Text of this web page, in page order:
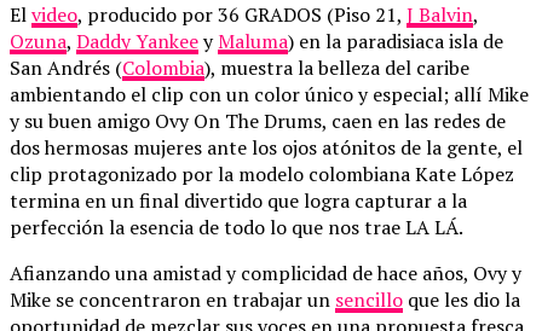
Elvideo, producido por 36 GRADOS (Piso 21, J Balvin,
Ozuna, Daddy YankeeyMaluma) en la paradisiaca isla de
San Andrés (Colombia), muestra la belleza del caribe
ambientando el clip con un color único y especial; allí Mike
y su buen amigo Ovy On The Drums, caen en las redes de
dos hermosas mujeres ante los ojos atónitos de la gente, el
clip protagonizado por la modelo colombiana Kate López
termina en un final divertido que logra capturar a la
perfección la esencia de todo lo que nos trae LA LÁ.
Afianzando una amistad y complicidad de hace años, Ovy y
Mike se concentraron en trabajar un sencillo que les dio la